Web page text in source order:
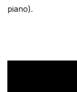
piano).